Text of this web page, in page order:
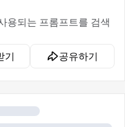
용되는 프롬프트를 검색
기 공유하기